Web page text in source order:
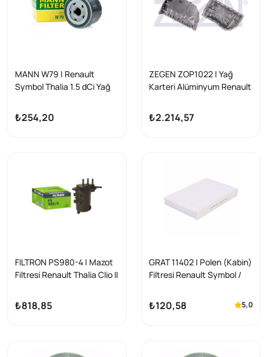
MANN W79 | Renault
Symbol Thalia 1.5 dCi Yağ
Dacia/Renault/Nissan; Clio
III-IV-V, Megane II-III,
₺254,20
ZEGEN ZOP1022 | Yağ
Karteri Alüminyum Renault
1.9D (F8q-F9q)
₺2.214,57
FILTRON PS980-4 | Mazot
Filtresi Renault Thalia Clio II
Note Micra Juke 1.5 dCi
₺818,85
GRAT 11402 | Polen (Kabin)
Filtresi Renault Symbol /
Nissan Kubistar 2003>
₺120,58 5,0